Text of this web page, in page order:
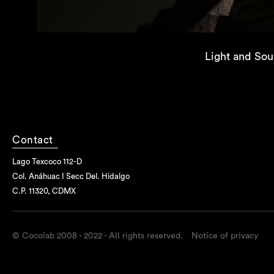
Light and
Contact
Lago Texcoco 112-D
Col. Anáhuac I Secc Del. Hidalgo
C.P. 11320, CDMX
© Cocolab 2008 - 2022 - All rights reserved. Notice of privacy